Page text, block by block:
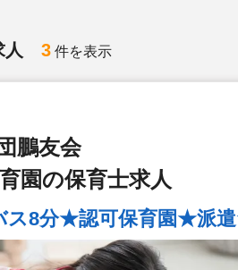
3 件を表示
鵬友会
園の保育士求人
ス8分★認可保育園★派